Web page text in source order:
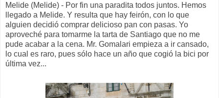
Melide (Melide) - Por fin una paradita todos juntos. Hemos
llegado a Melide. Y resulta que hay feirón, con lo que
alguien decidió comprar delicioso pan con pasas. Yo
aproveché para tomarme la tarta de Santiago que no me
pude acabar a la cena. Mr. Gomalari empieza a ir cansado,
lo cual es raro, pues sólo hace un año que cogió la bici por
última vez...